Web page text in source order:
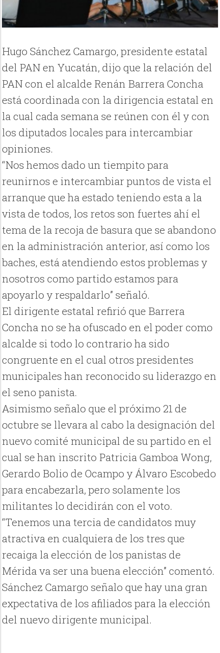
Hugo Sánchez Camargo, presidente estatal
del PAN en Yucatán, dijo que la relación del
PAN con el alcalde Renán Barrera Concha
está coordinada con la dirigencia estatal en
la cual cada semana se reúnen con él y con
los diputados locales para intercambiar
opiniones.
“Nos hemos dado un tiempito para
reunirnos e intercambiar puntos de vista el
arranque que ha estado teniendo esta a la
vista de todos, los retos son fuertes ahí el
tema de la recoja de basura que se abandono
en la administración anterior, así como los
baches, está atendiendo estos problemas y
nosotros como partido estamos para
apoyarlo y respaldarlo” señaló.
El dirigente estatal refirió que Barrera
Concha no se ha ofuscado en el poder como
alcalde si todo lo contrario ha sido
congruente en el cual otros presidentes
municipales han reconocido su liderazgo en
el seno panista.
Asimismo señalo que el próximo 21 de
octubre se llevara al cabo la designación del
nuevo comité municipal de su partido en el
cual se han inscrito Patricia Gamboa Wong,
Gerardo Bolio de Ocampo y Álvaro Escobedo
para encabezarla, pero solamente los
militantes lo decidirán con el voto.
“Tenemos una tercia de candidatos muy
atractiva en cualquiera de los tres que
recaiga la elección de los panistas de
Mérida va ser una buena elección” comentó.
Sánchez Camargo señalo que hay una gran
expectativa de los afiliados para la elección
del nuevo dirigente municipal.